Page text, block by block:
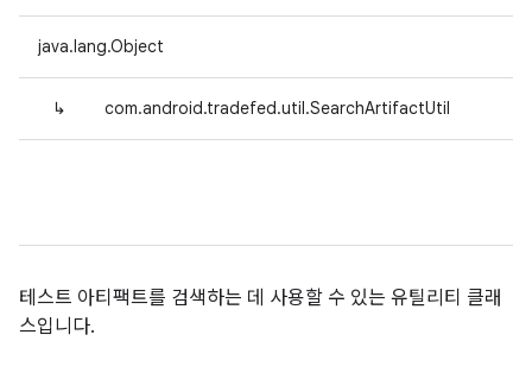
java.lang.Object
↳ com.android.tradefed.util.SearchArtifactUtil
테스트 아티팩트를 검색하는 데 사용할 수 있는 유틸리티 클래
스입니다.